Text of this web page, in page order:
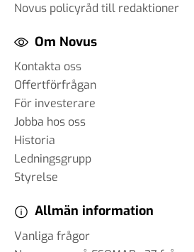
Novus policyråd till redaktioner
Om Novus
Kontakta oss
Offertförfrågan
För investerare
Jobba hos oss
Historia
Ledningsgrupp
Styrelse
Allmän information
Vanliga frågor